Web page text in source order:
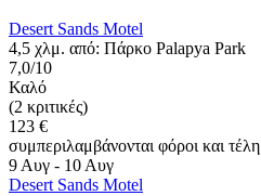
Desert Sands Motel
4,5 χλμ. από: Πάρκο Palapya Park
7,0/10
Καλό
(2 κριτικές)
123 €
συμπεριλαμβάνονται φόροι και τέλη
9 Αυγ - 10 Αυγ
Desert Sands Motel